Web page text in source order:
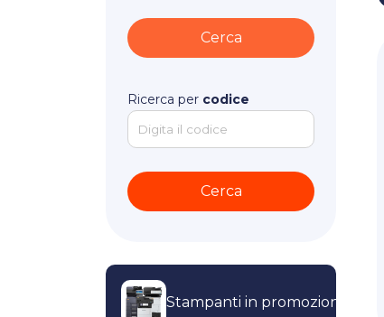
Ricerca per codice
Stampanti in promozione